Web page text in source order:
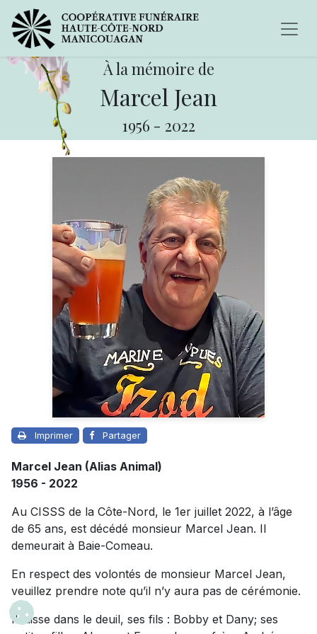
À la mémoire de
Marcel Jean
1956 - 2022
Imprimer Partager
Marcel Jean (Alias Animal)
1956 - 2022
Au CISSS de la Côte-Nord, le 1er juillet 2022, à l’âge
de 65 ans, est décédé monsieur Marcel Jean. Il
demeurait à Baie-Comeau.
En respect des volontés de monsieur Marcel Jean,
veuillez prendre note qu’il n’y aura pas de cérémonie.
Il laisse dans le deuil, ses fils : Bobby et Dany; ses